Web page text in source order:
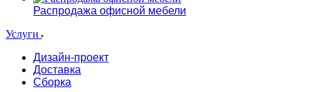
Распродажа офисной мебели
Услуги
Дизайн-проект
Доставка
Сборка